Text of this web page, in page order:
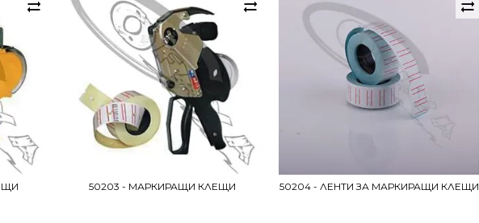
50203 - МАРКИРАЩИ КЛЕЩИ 50204 - ЛЕНТИ ЗА МАРКИРАЩИ КЛЕЩИ